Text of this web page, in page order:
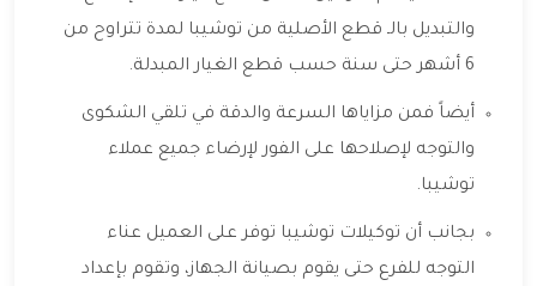
والتبديل بالـ قطع الأصلية من توشيبا لمدة تتراوح من
6 أشهر حتى سنة حسب قطع الغيار المبدلة.
أيضاً فمن مزاياها السرعة والدقة في تلقي الشكوى
والتوجه لإصلاحها على الفور لإرضاء جميع عملاء
توشيبا.
بجانب أن توكيلات توشيبا توفر على العميل عناء
التوجه للفرع حتى يقوم بصيانة الجهاز، وتقوم بإعداد